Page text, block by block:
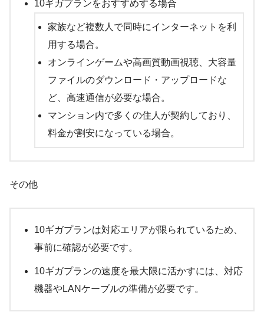
10ギガプランをおすすめする場合
家族など複数人で同時にインターネットを利
用する場合。
オンラインゲームや高画質動画視聴、大容量
ファイルのダウンロード・アップロードな
ど、高速通信が必要な場合。
マンション内で多くの住人が契約しており、
料金が割安になっている場合。
その他
10ギガプランは対応エリアが限られているため、
事前に確認が必要です。
10ギガプランの速度を最大限に活かすには、対応
機器やLANケーブルの準備が必要です。